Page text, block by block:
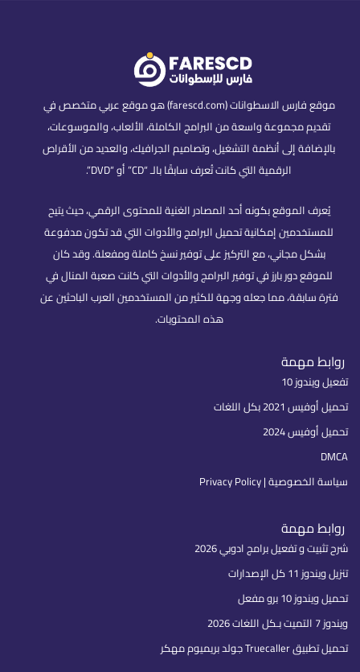
موقع فارس الاسطوانات (farescd.com) هو موقع عربي متخصص في
تقديم مجموعة واسعة من البرامج الكاملة، الألعاب، والموسوعات،
بالإضافة إلى أنظمة التشغيل، وتصاميم الجرافيك، والعديد من الأقراص
الرقمية التي كانت تُعرف سابقًا بالـ “CD” أو “DVD”.
يُعرف الموقع بكونه أحد المصادر الغنية للمحتوى الرقمي، حيث يتيح
للمستخدمين إمكانية تحميل البرامج والأدوات التي قد تكون مدفوعة
بشكل مجاني، مع التركيز على توفير نسخ كاملة ومفعلة. وقد كان
للموقع دور بارز في توفير البرامج والأدوات التي كانت صعبة المنال في
فترة سابقة، مما جعله وجهة للكثير من المستخدمين العرب الباحثين عن
هذه المحتويات.
روابط مهمة
تفعيل ويندوز 10
تحميل أوفيس 2021 بكل اللغات
تحميل أوفيس 2024
DMCA
سياسة الخصوصية | Privacy Policy
روابط مهمة
شرح تثبيت و تفعيل برامج ادوبي 2026
تنزيل ويندوز 11 كل الإصدارات
تحميل ويندوز 10 برو مفعل
ويندوز 7 التميت بـكل اللغات 2026
تحميل تطبيق Truecaller جولد بريميوم مهكر